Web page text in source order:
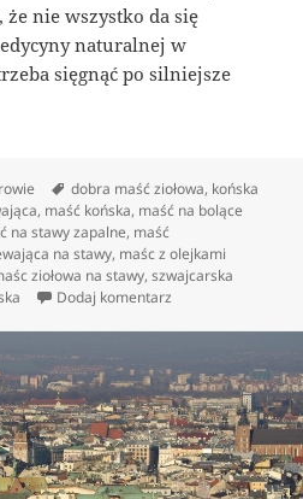
nie wszystko da się
naturalnej w
sięgnąć po silniejsze
Tagi
dobra maść ziołowa, końska
, maść końska, maść na bolące
na stawy zapalne, maść
na stawy, maśc z olejkami
ziołowa na stawy,szwajcarska
Dodaj komentarz